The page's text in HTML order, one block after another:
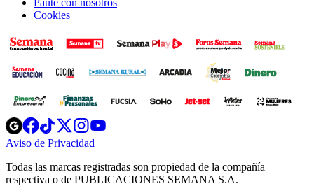
Paute con nosotros
Cookies
Opens
in
new
Opens
in
new
Opens
in
new
window
Opens
new
windowwindow
Aviso de Privacidad
new
window
Todas las marcas registradas son propiedad de la compañía
respectiva o de PUBLICACIONES SEMANA S.A.